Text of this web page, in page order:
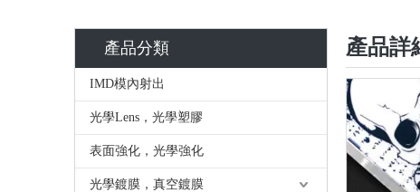
產品分類
IMD模內射出
光學Lens，光學塑膠
表面強化，光學強化
光學鍍膜，真空鍍膜
產品詳